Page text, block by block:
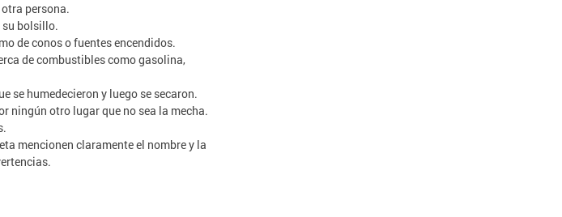
persona.
su bolsillo.
de conos o fuentes encendidos.
de combustibles como gasolina,
se humedecieron y luego se secaron.
ningún otro lugar que no sea la mecha.
mencionen claramente el nombre y la